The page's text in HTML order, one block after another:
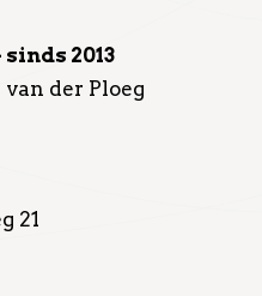
2013
der Ploeg
21